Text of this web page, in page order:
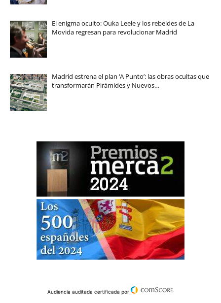
El enigma oculto: Ouka Leele y los rebeldes de La
Movida regresan para revolucionar Madrid
Madrid estrena el plan ‘A Punto’: las obras ocultas que
transformarán Pirámides y Nuevos…
Audiencia auditada certificada por